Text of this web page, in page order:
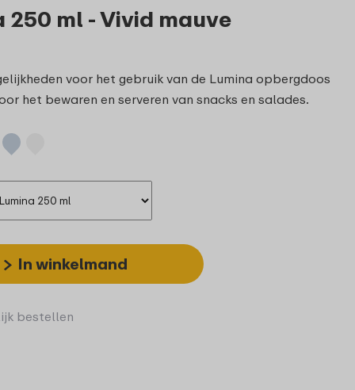
ml - Vivid mauve
voor het gebruik van de Lumina opbergdoos
het bewaren en serveren van snacks en salades.
In winkelmand
bestellen